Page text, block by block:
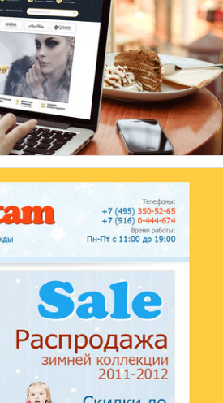
профессиональной косметики
shop.ru